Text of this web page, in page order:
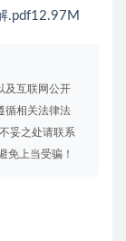
.pdf12.97M
及互联网公开
循相关法律法
妥之处请联系
免上当受骗！